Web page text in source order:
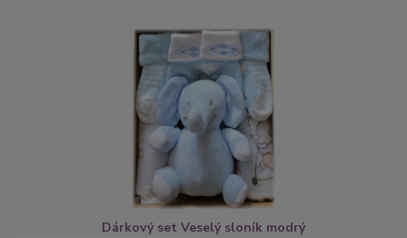
Dárkový set Veselý sloník modrý